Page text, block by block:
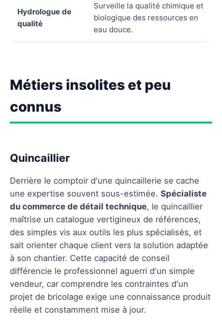
Hydrologue de
qualité
Surveille la qualité chimique et
biologique des ressources en
eau douce.
Métiers insolites et peu
connus
Quincaillier
Derrière le comptoir d'une quincaillerie se cache
une expertise souvent sous-estimée. Spécialiste
du commerce de détail technique, le quincaillier
maîtrise un catalogue vertigineux de références,
des simples vis aux outils les plus spécialisés, et
sait orienter chaque client vers la solution adaptée
à son chantier. Cette capacité de conseil
différencie le professionnel aguerri d'un simple
vendeur, car comprendre les contraintes d'un
projet de bricolage exige une connaissance produit
réelle et constamment mise à jour.